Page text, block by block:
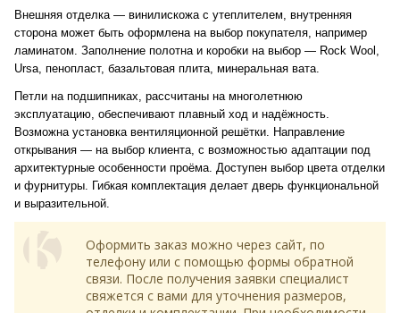
Внешняя отделка — винилискожа с утеплителем, внутренняя
сторона может быть оформлена на выбор покупателя, например
ламинатом. Заполнение полотна и коробки на выбор — Rock Wool,
Ursa, пенопласт, базальтовая плита, минеральная вата.
Петли на подшипниках, рассчитаны на многолетнюю
эксплуатацию, обеспечивают плавный ход и надёжность.
Возможна установка вентиляционной решётки. Направление
открывания — на выбор клиента, с возможностью адаптации под
архитектурные особенности проёма. Доступен выбор цвета отделки
и фурнитуры. Гибкая комплектация делает дверь функциональной
и выразительной.
Оформить заказ можно через сайт, по
телефону или с помощью формы обратной
связи. После получения заявки специалист
свяжется с вами для уточнения размеров,